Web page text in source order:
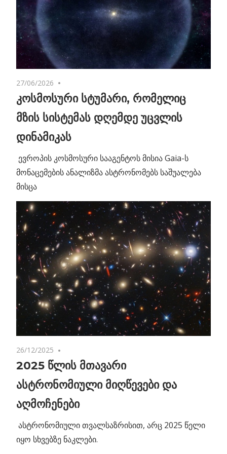
27/06/2026
კოსმოსური სტუმარი, რომელიც
მზის სისტემას დღემდე უცვლის
დინამიკას
ევროპის კოსმოსური სააგენტოს მისია Gaia-ს
მონაცემების ანალიზმა ასტრონომებს საშუალება
მისცა
26/12/2025
2025 წლის მთავარი
ასტრონომიული მიღწევები და
აღმოჩენები
ასტრონომიული თვალსაზრისით, არც 2025 წელი
იყო სხვებზე ნაკლები.